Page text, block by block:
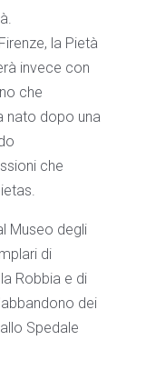
la Pietà
invece con
che
nato dopo una
che
Museo degli
di
Robbia e di
dei
Spedale